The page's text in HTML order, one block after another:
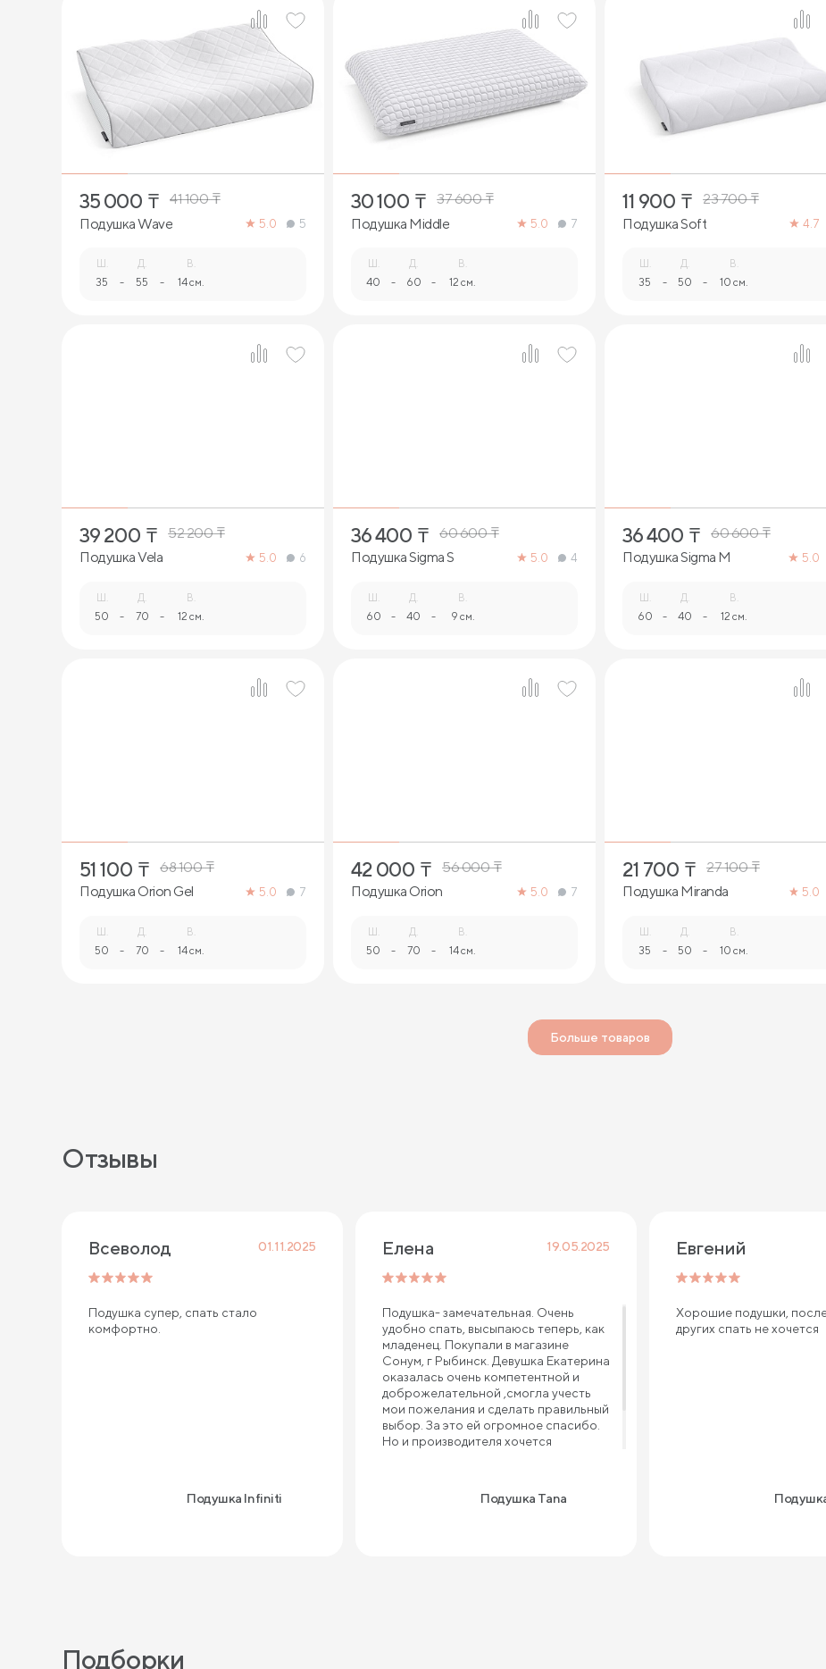
35 000 ₸ 41 100₸
Подушка Wave
5.0 5
35 -
Д.
55 -
В.
14 см.
1
30 100 ₸ 37 600₸
Подушка Middle
5.0 7
40 -
Д.
60 -
В.
12 см.
11 900 ₸ 23 700₸
Подушка Soft
4.7
35 -
Д.
50 -
В.
10 см.
39 200 ₸ 52 200₸
Подушка Vela
5.0 6
Ш.
50 -
Д.
70 -
В.
12 см.
36 400 ₸ 60 600₸
Подушка Sigma S
5.0 4
Ш.
60 -
Д.
40 -
В.
9 см.
36 400 ₸ 60 600₸
Подушка Sigma M
5.0
Ш.
60 -
Д.
40 -
В.
12 см.
51 100 ₸ 68 100₸
Подушка Orion Gel
5.0 7
Ш.
50 -
Д.
70 -
В.
14 см.
42 000 ₸ 56 000₸
Подушка Orion
5.0 7
Ш.
50 -
Д.
70 -
В.
14 см.
21 700 ₸ 27 100₸
Подушка Miranda
5.0
Ш.
35 -
Д.
50 -
В.
10 см.
Больше товаров
Отзывы
Всеволод 01.11.2025
Подушка супер, спать стало
комфортно.
Подушка Infiniti
Елена 19.05.2025
Подушка- замечательная. Очень
удобно спать, высыпаюсь теперь, как
младенец. Покупали в магазине
Сонум, г Рыбинск. Девушка Екатерина
оказалась очень компетентной и
доброжелательной ,смогла учесть
мои пожелания и сделать правильный
выбор. За это ей огромное спасибо.
Но и производителя хочется
Подушка Tana
Евгений
Хорошие подушки, после
других спать не хочется
Подборки